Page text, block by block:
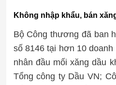
Không nhập khẩu, bán
Bộ Công thương đã ban
số 8146 tại hơn 10
nhân đầu mối xăng dầu
Tổng công ty Dầu VN;